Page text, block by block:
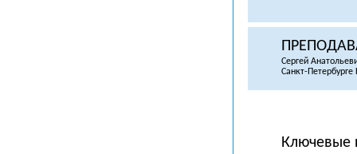
Сергей
Санкт-Петербурге
Ключевые